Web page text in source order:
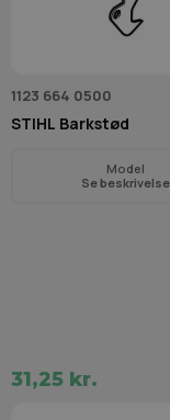
1123 664 0500
STIHL Barkstød
Model
Se beskrivelse
31,25 kr.